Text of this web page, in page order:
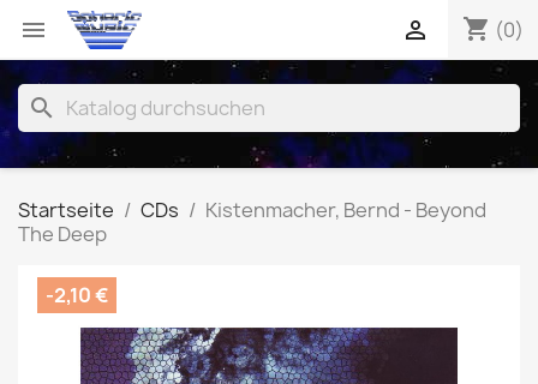
 shopping_cart (0)

search
Startseite CDs
Kistenmacher, Bernd - Beyond
The Deep
-2,10 €